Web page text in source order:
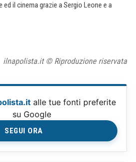
ed il cinema grazie a Sergio Leone e a
ilnapolista.it © Riproduzione riservata
alle tue fonti preferite
su Google
SEGUI ORA